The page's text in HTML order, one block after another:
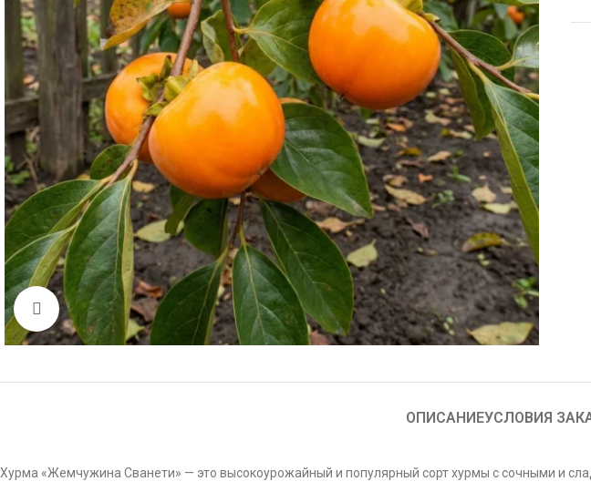
Click to enlarge
ОПИСАНИЕУСЛОВИЯ
Хурма «Жемчужина Сванети» — это высокоурожайный и популярный сорт хурмы с сочными и